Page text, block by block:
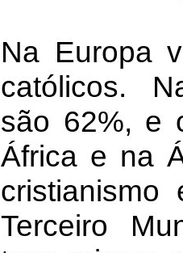
Na Europa
católicos.
são 62%, e
África e na
Terceiro